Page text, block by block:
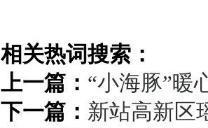
相关热词搜索：
上一篇： “小海豚”暖
下一篇： 新站高新区